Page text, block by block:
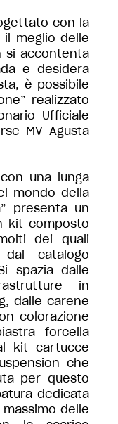
con la
meglio delle
si accontenta
e desidera
è possibile
realizzato
Ufficiale
MV Agusta
una lunga
mondo della
presenta un
kit composto
dei quali
dal catalogo
spazia dalle
in
dalle carene
colorazione
forcella
kit cartucce
che
per questo
dedicata
delle